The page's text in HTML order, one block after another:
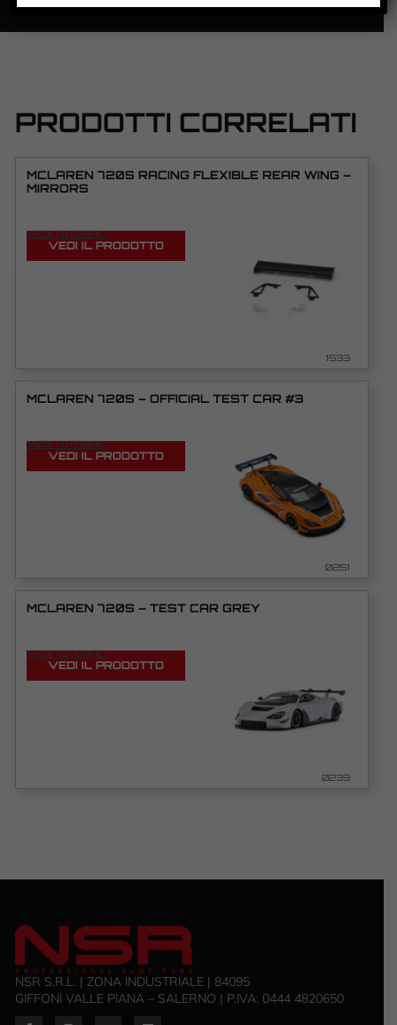
PRODOTTI CORRELATI
MCLAREN 720S RACING FLEXIBLE REAR WING –
MIRRORS
VEDI TUTORIAL
VEDI IL PRODOTTO
1533
MCLAREN 720S – OFFICIAL TEST CAR #3
VEDI TUTORIAL
VEDI IL PRODOTTO
0251
MCLAREN 720S – TEST CAR GREY
VEDI TUTORIAL
VEDI IL PRODOTTO
0239
NSR S.R.L. | ZONA INDUSTRIALE | 84095
GIFFONI VALLE PIANA – SALERNO | P.IVA: ‭0444 4820650‬